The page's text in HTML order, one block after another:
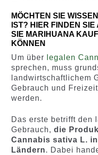
MÖCHTEN SIE
IST? HIER FINDEN
SIE MARIHUANA
KÖNNEN
Um über
legalen
sprechen, muss
landwirtschaftlichem
Gebrauch und
werden.
Das erste betrifft den
Gebrauch, die
Cannabis sativa L.
Ländern. Dabei